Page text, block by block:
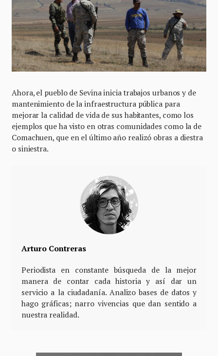
Ahora, el pueblo de Sevina inicia trabajos urbanos y de
mantenimiento de la infraestructura pública para
mejorar la calidad de vida de sus habitantes, como los
ejemplos que ha visto en otras comunidades como la de
Comachuen, que en el último año realizó obras a diestra
o siniestra.
Arturo Contreras
Periodista en constante búsqueda de la mejor
manera de contar cada historia y así dar un
servicio a la ciudadanía. Analizo bases de datos y
hago gráficas; narro vivencias que dan sentido a
nuestra realidad.